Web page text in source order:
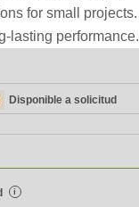
for small projects.
lasting performance.
Disponible a solicitud
i